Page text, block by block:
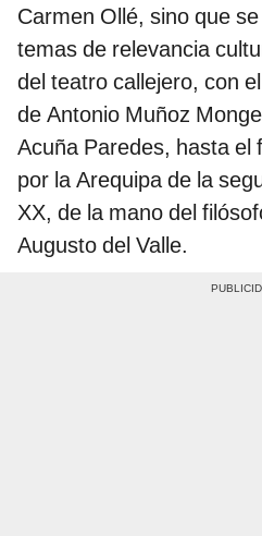
Carmen Ollé, sino que
temas de relevancia
del teatro callejero, con
de Antonio Muñoz
Acuña Paredes, hasta el
por la Arequipa de la
XX, de la mano del
Augusto del Valle.